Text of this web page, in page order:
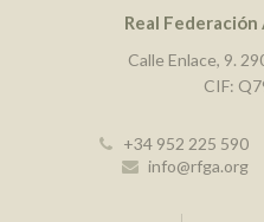
Real
Calle Enlace, 9.
CIF:
+34 952 225 590
info@rfga.org